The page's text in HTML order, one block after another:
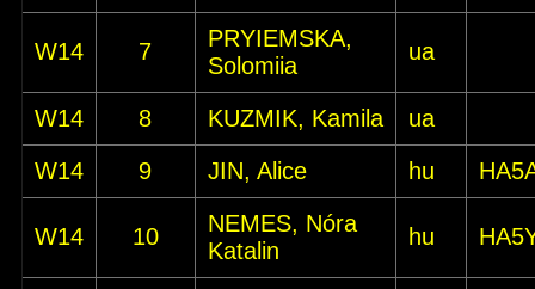
W14 7
PRYIEMSKA,
Solomiia
ua
W14 8 KUZMIK, Kamila
ua
W14
9 JIN, Alice hu
W14 10
NEMES, Nóra
Katalin
hu